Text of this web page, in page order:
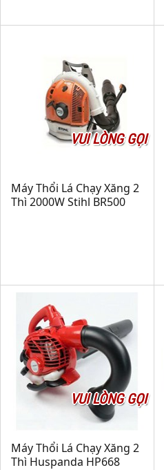
VUI LÒNG GỌI
Máy Thổi Lá Chạy Xăng 2
Thì 2000W Stihl BR500
VUI LÒNG GỌI
Máy Thổi Lá Chạy Xăng 2
Thì Huspanda HP668